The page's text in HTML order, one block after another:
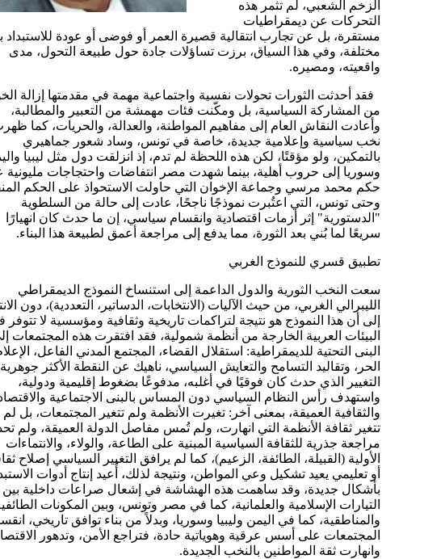
الزخم الشعبي، لم تثمر هذه
التحركات عن ديمقراطيات
مستقرة، بل عن تجارب انتقالية قصيرة العمر أو فوضى أو عودة للاستبداد
مختلفة، وفي هذا السياق، برزت تساؤلات جادة حول طبيعة التحول، مدى
واقعيته، ومصيره.
فقد أحدثت الثورات تحولات نفسية واجتماعية مهمة في مقدمتها إزالة
من المشاركة السياسية، بل ومكّنت فئات مهمشة من التعبير والمطالبة،
وأعادت النقاش العام إلى مفاهيم المواطنة، والعدالة، والحريات، كما
نخب سياسية وإعلامية جديدة، خاصة في تونس، وساد شعور جماهيري
بالتمكين، ولو مؤقتًا، لكن هذه اللحظة لم تدم، إذ انزلقت دول مثل ليبيا
وسوريا إلى حروب أهلية، بينما شهدت مصر انتفاضات واحتجاجات مليونية
حكم محمد مرسي وجماعة الإخوان التي حاولت الاستحواذ على الحكم
وحتى تونس، التي اعتُبرت نموذجًا ناجحًا، عادت إلى حالة من السلطوية
"الدستورية" إثر أزمات اقتصادية وانقسام سياسي، إن ما حدث كان انهيارًا
سريعًا لما بُني بعد الثورة، مما يدفع إلى مراجعة أعمق لطبيعة هذا البناء.
تطبيق قسري للنموذج الغربي
سعت النخب الثورية والدول الداعمة إلى استنساخ النموذج الديمقراطي
الليبرالي الغربي، من حيث الآليات (الانتخابات، الدساتير، التعددية)، دون
إلى أن هذا النموذج هو نتيجة لتراكمات تاريخية وثقافية ومؤسسية لا تتوفر
البيئات العربية الخارجة من أنظمة شمولية، فقد افتقرت هذه المجتمعات
البنى التحتية للديمقراطية: استقلال القضاء، المجتمع المدني الفاعل،
الحر، وتقاليد التسامح والتعايش السياسي، ناهيك عن النقطة الأكثر
التغيير الذي حدث كان فوقيًا في أغلبه، مدفوعًا بضغوط إقليمية ودولية،
واستهدف رأس النظام السياسي دون المساس بالبنى الاجتماعية
والثقافية العميقة، بمعنى آخر: تغيرت الأنظمة ولم تتغير المجتمعات، بل لم
تتغير ثقافة الأنظمة التي انهارت، ولم تُمس مفاصل الدولة العميقة، ولم
مراجعة جذرية للثقافة السياسية المبنية على الطاعة، والولاء، والانتماءات
الأولية (القبيلة، الطائفة، الزعيم)، كما لم يرافق التغيير السياسي إصلاح
أو تعليمي يعيد تشكيل وعي المواطن، ونتيجة لذلك، أُعيد إنتاج أدوات
بأشكال جديدة، وقد ساهمت هذه الهشاشة في إشعال صراعات داخلية بين
التيارات الإسلامية والعلمانية، كما في مصر وتونس، وبين المكونات
والمناطقية، كما في اليمن وليبيا وسوريا، وبدلاً من بناء توافق تاريخي،
المجتمعات على أسس عرقية وهوياتية حادة، فتراجع الأمن، وتدهور
وانهارت ثقة المواطنين بالنخب الجديدة.